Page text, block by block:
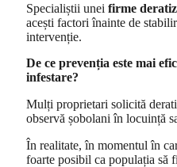
Specialiștii unei firme
acești factori înainte de
intervenție.
De ce prevenția este mai
infestare?
Mulți proprietari solicită
observă șobolani în locuință
În realitate, în momentul în
foarte posibil ca populația să